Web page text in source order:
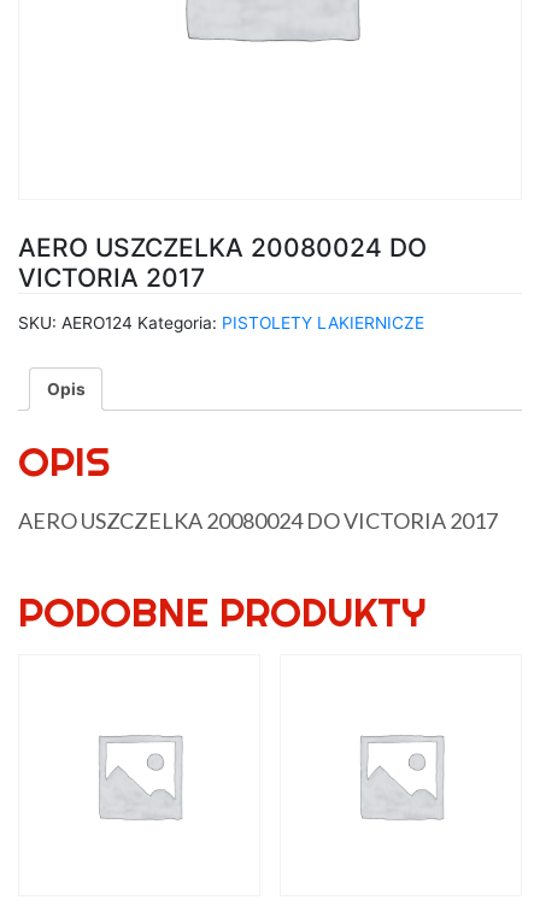
AERO USZCZELKA 20080024 DO
VICTORIA 2017
SKU: AERO124 Kategoria: PISTOLETY LAKIERNICZE
Opis
OPIS
AERO USZCZELKA 20080024 DO VICTORIA 2017
PODOBNE PRODUKTY